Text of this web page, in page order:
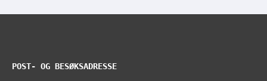
POST- OG BESØKSADRESSE